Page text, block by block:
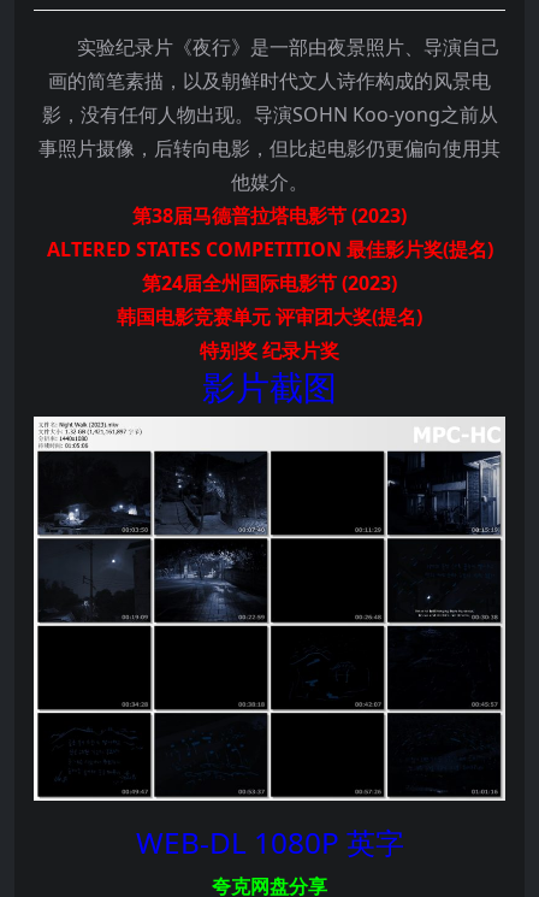
实验纪录片《夜行》是一部由夜景照片、导演自己
画的简笔素描，以及朝鲜时代文人诗作构成的风景电
影，没有任何人物出现。导演SOHN Koo-yong之前从
事照片摄像，后转向电影，但比起电影仍更偏向使用其
他媒介。
第38届马德普拉塔电影节 (2023)
ALTERED STATES COMPETITION 最佳影片奖(提名)
第24届全州国际电影节 (2023)
韩国电影竞赛单元 评审团大奖(提名)
特别奖 纪录片奖
影片截图
WEB-DL 1080P 英字
夸克网盘分享